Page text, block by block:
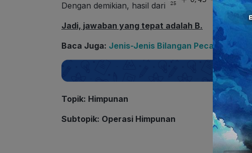
Dengan demikian, hasil dari
Jadi, jawaban yang tepat adalah B.
Baca Juga: Jenis-Jenis Bilangan Pecahan
Topik: Himpunan
Subtopik: Operasi Himpunan